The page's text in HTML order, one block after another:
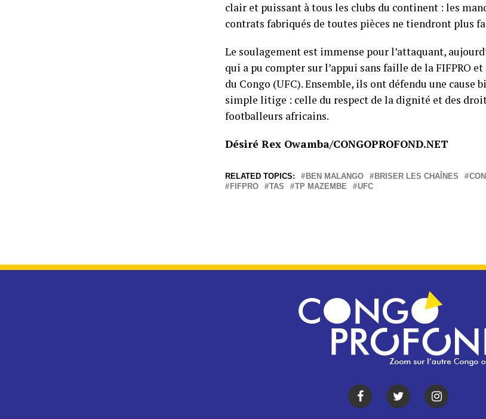
clair et puissant à tous les clubs du continent : les
contrats fabriqués de toutes pièces ne tiendront plus
Le soulagement est immense pour l’attaquant,
qui a pu compter sur l’appui sans faille de la FIFPRO
du Congo (UFC). Ensemble, ils ont défendu une cause
simple litige : celle du respect de la dignité et des
footballeurs africains.
Désiré Rex Owamba/CONGOPROFOND.NET
RELATED TOPICS: BEN MALANGO BRISER LES CHAÎNES
FIFPRO
TAS TP MAZEMBE UFC